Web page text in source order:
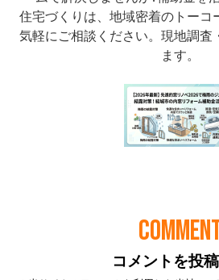
コメントを投